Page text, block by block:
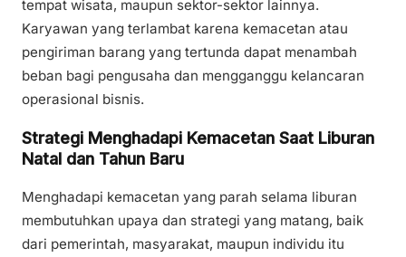
tempat wisata, maupun sektor-sektor lainnya.
Karyawan yang terlambat karena kemacetan atau
pengiriman barang yang tertunda dapat menambah
beban bagi pengusaha dan mengganggu kelancaran
operasional bisnis.
Strategi Menghadapi Kemacetan Saat Liburan
Natal dan Tahun Baru
Menghadapi kemacetan yang parah selama liburan
membutuhkan upaya dan strategi yang matang, baik
dari pemerintah, masyarakat, maupun individu itu